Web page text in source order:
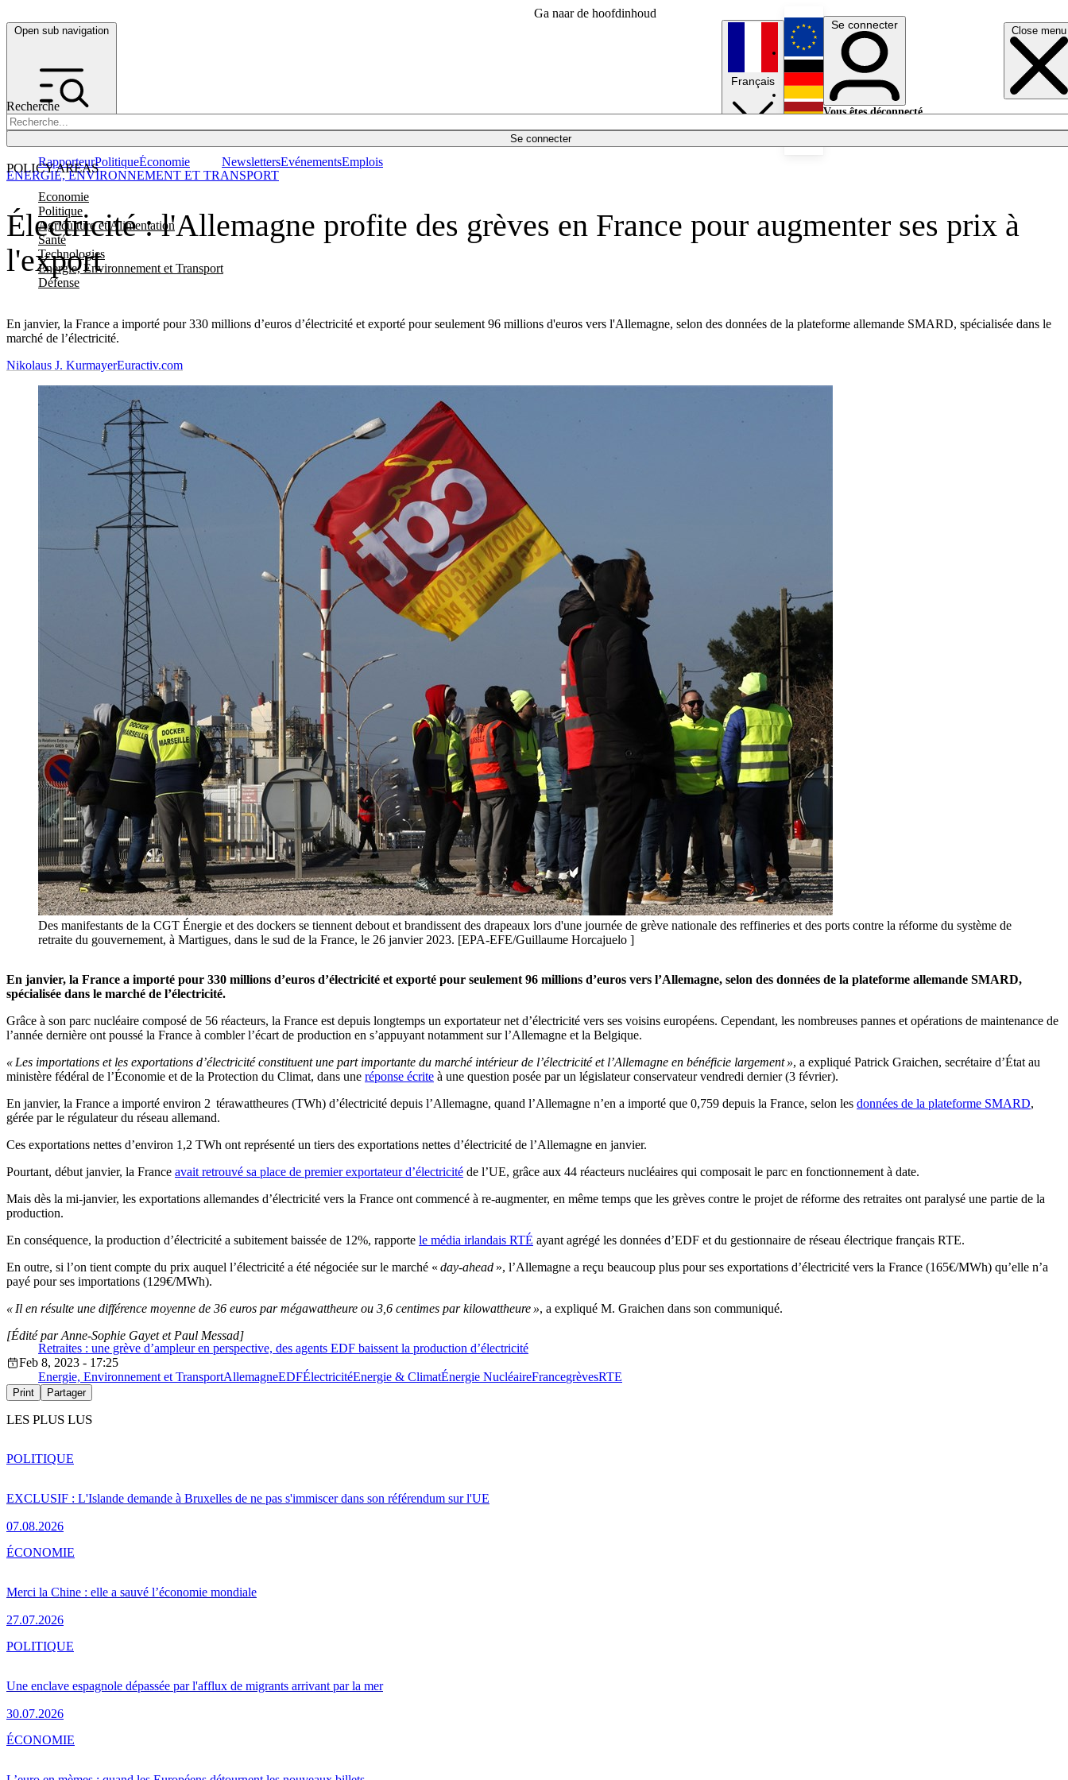
Ga naar de hoofdinhoud
Open sub navigation Close menu
Recherche
Se connecter
POLICY AREAS
Economie
Politique
Agriculture et Alimentation
Santé
Technologies
Energie, Environnement et Transport
Défense
RapporteurPolitiqueÉconomie NewslettersEvénementsEmplois
Français
English
Deutsch
Se connecter
Vous êtes déconnecté.
Électricité : l'Allemagne profite des grèves en France pour augmenter ses prix à
l'export
En janvier, la France a importé pour 330 millions d’euros d’électricité et exporté pour seulement 96 millions d'euros vers l'Allemagne, selon des données de la plateforme allemande SMARD, spécialisée dans le
marché de l’électricité.
ENERGIE, ENVIRONNEMENT ET TRANSPORT
Nikolaus J. KurmayerEuractiv.com
Des manifestants de la CGT Énergie et des dockers se tiennent debout et brandissent des drapeaux lors d'une journée de grève nationale des reffineries et des ports contre la réforme du système de
retraite du gouvernement, à Martigues, dans le sud de la France, le 26 janvier 2023. [EPA-EFE/Guillaume Horcajuelo ]
En janvier, la France a importé pour 330 millions d’euros d’électricité et exporté pour seulement 96 millions d’euros vers l’Allemagne, selon des données de la plateforme allemande SMARD,
spécialisée dans le marché de l’électricité.
Grâce à son parc nucléaire composé de 56 réacteurs, la France est depuis longtemps un exportateur net d’électricité vers ses voisins européens. Cependant, les nombreuses pannes et opérations de maintenance de
l’année dernière ont poussé la France à combler l’écart de production en s’appuyant notamment sur l’Allemagne et la Belgique.
« Les importations et les exportations d’électricité constituent une part importante du marché intérieur de l’électricité et l’Allemagne en bénéficie largement », a expliqué Patrick Graichen, secrétaire d’État au
ministère fédéral de l’Économie et de la Protection du Climat, dans une réponse écrite à une question posée par un législateur conservateur vendredi dernier (3 février).
En janvier, la France a importé environ 2 térawattheures (TWh) d’électricité depuis l’Allemagne, quand l’Allemagne n’en a importé que 0,759 depuis la France, selon les données de la plateforme SMARD,
gérée par le régulateur du réseau allemand.
Ces exportations nettes d’environ 1,2 TWh ont représenté un tiers des exportations nettes d’électricité de l’Allemagne en janvier.
Pourtant, début janvier, la France avait retrouvé sa place de premier exportateur d’électricité de l’UE, grâce aux 44 réacteurs nucléaires qui composait le parc en fonctionnement à date.
Mais dès la mi-janvier, les exportations allemandes d’électricité vers la France ont commencé à re-augmenter, en même temps que les grèves contre le projet de réforme des retraites ont paralysé une partie de la
production.
En conséquence, la production d’électricité a subitement baissée de 12%, rapporte le média irlandais RTÉ ayant agrégé les données d’EDF et du gestionnaire de réseau électrique français RTE.
En outre, si l’on tient compte du prix auquel l’électricité a été négociée sur le marché « day-ahead », l’Allemagne a reçu beaucoup plus pour ses exportations d’électricité vers la France (165€/MWh) qu’elle n’a
payé pour ses importations (129€/MWh).
« Il en résulte une différence moyenne de 36 euros par mégawattheure ou 3,6 centimes par kilowattheure », a expliqué M. Graichen dans son communiqué.
Retraites : une grève d’ampleur en perspective, des agents EDF baissent la production d’électricité
[Édité par Anne-Sophie Gayet et Paul Messad]
Feb 8, 2023 - 17:25
Energie, Environnement et TransportAllemagneEDFÉlectricitéEnergie & ClimatÉnergie NucléaireFrancegrèvesRTE
Print Partager
LES PLUS LUS
EXCLUSIF : L'Islande demande à Bruxelles de ne pas s'immiscer dans son référendum sur l'UE
07.08.2026
POLITIQUE
Merci la Chine : elle a sauvé l’économie mondiale
27.07.2026
ÉCONOMIE
Une enclave espagnole dépassée par l'afflux de migrants arrivant par la mer
30.07.2026
POLITIQUE
ÉCONOMIE